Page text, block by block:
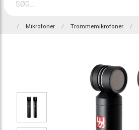
Mikrofoner Trommemikrofoner